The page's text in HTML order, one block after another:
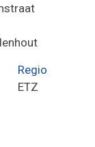
Regio
ETZ